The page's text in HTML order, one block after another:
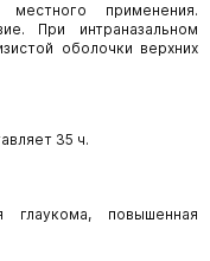
применения.
При интраназальном
оболочки верхних
35 ч.
глаукома, повышенная